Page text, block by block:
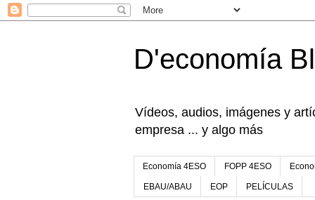
D'economía
Vídeos, audios, imágenes y
empresa ... y algo más
Economía 4ESO FOPP 4ESO
EBAU/ABAU EOP PELÍCULAS